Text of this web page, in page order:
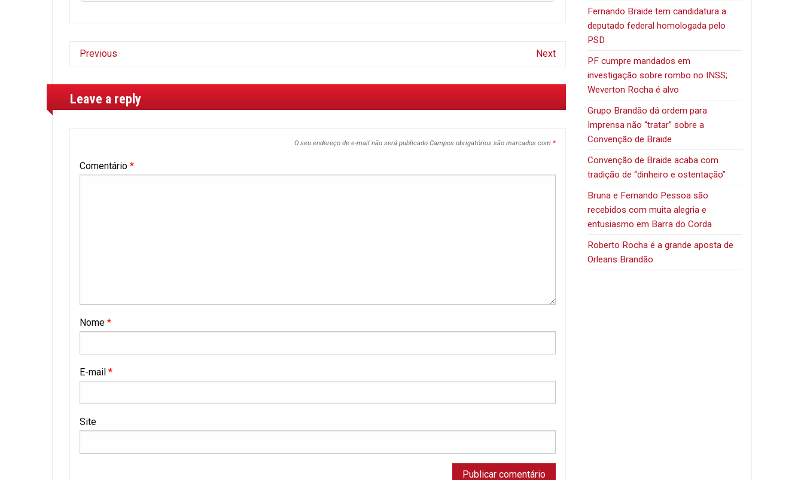
Previous Next
Leave a reply
O seu endereço de e-mail não será publicado.Campos obrigatórios são marcados com *
Comentário *
Nome *
E-mail *
Site
Fernando Braide tem candidatura a
deputado federal homologada pelo
PSD
PF cumpre mandados em
investigação sobre rombo no INSS;
Weverton Rocha é alvo
Grupo Brandão dá ordem para
Imprensa não “tratar” sobre a
Convenção de Braide
Convenção de Braide acaba com
tradição de “dinheiro e ostentação”
Bruna e Fernando Pessoa são
recebidos com muita alegria e
entusiasmo em Barra do Corda
Roberto Rocha é a grande aposta de
Orleans Brandão